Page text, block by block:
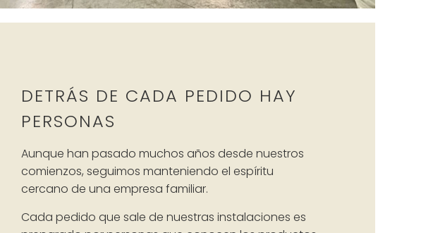
DETRÁS DE CADA PEDIDO HAY
PERSONAS
Aunque han pasado muchos años desde nuestros
comienzos, seguimos manteniendo el espíritu
cercano de una empresa familiar.
Cada pedido que sale de nuestras instalaciones es